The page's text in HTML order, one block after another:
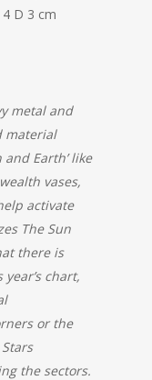
D 3 cm
metal and
material
and Earth’ like
vases,
activate
The Sun
there is
chart,
or the
the sectors.